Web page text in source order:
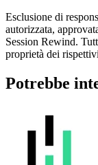
Esclusione di
autorizzata,
Session Rewind.
proprietà dei
Potrebbe